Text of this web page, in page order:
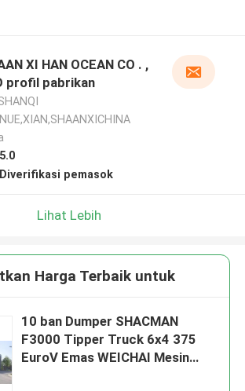
XI HAN OCEAN CO . ,
profil pabrikan
5.0
Diverifikasi pemasok
Lihat Lebih
Harga Terbaik untuk
10 ban Dumper SHACMAN
F3000 Tipper Truck 6x4 375
EuroV Emas WEICHAI Mesin